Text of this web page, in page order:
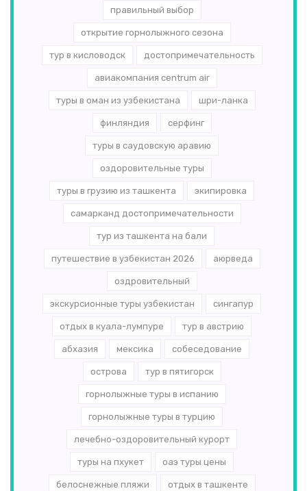
правильный выбор
открытие горнолыжного сезона
тур в кисловодск достопримечательность
авиакомпания centrum air
туры в оман из узбекистана шри-ланка
финляндия серфинг
туры в саудовскую аравию
оздоровительные туры
туры в грузию из ташкента экипировка
самарканд достопримечательности
тур из ташкента на бали
путешествие в узбекистан 2026 аюрведа
оздровительный
экскурсионные туры узбекистан сингапур
отдых в куала-лумпуре тур в австрию
абхазия мексика собеседование
острова тур в пятигорск
горнолыжные туры в испанию
горнолыжные туры в турцию
лечебно-оздоровительный курорт
туры на пхукет оаэ туры цены
белоснежные пляжи отдых в ташкенте